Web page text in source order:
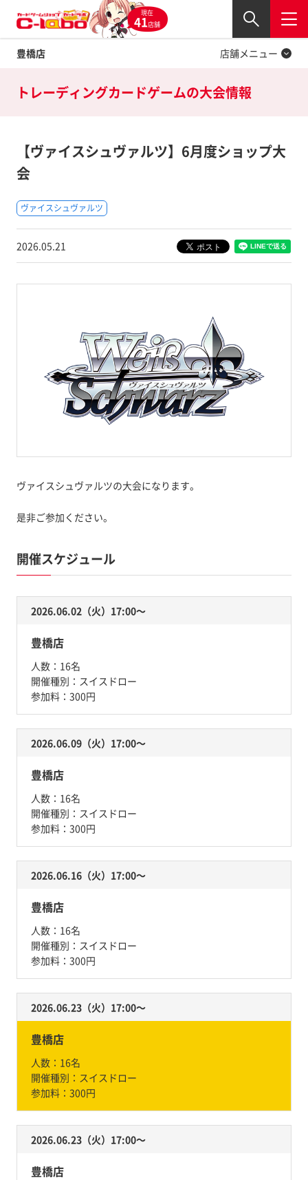
現在
41店舗
豊橋店
閉じる
店舗メニュー
Twitter
トレーディングカードゲームの大会情報
【ヴァイスシュヴァルツ】6月度ショップ大
会
ヴァイスシュヴァルツ
2026.05.21
ヴァイスシュヴァルツの大会になります。
是非ご参加ください。
開催スケジュール
2026.06.02（火）17:00〜
豊橋店
人数： 16名
開催種別： スイスドロー
参加料： 300円
2026.06.09（火）17:00〜
豊橋店
人数： 16名
開催種別： スイスドロー
参加料： 300円
2026.06.16（火）17:00〜
豊橋店
人数： 16名
開催種別： スイスドロー
参加料： 300円
2026.06.23（火）17:00〜
豊橋店
人数： 16名
開催種別： スイスドロー
参加料： 300円
2026.06.23（火）17:00〜
豊橋店